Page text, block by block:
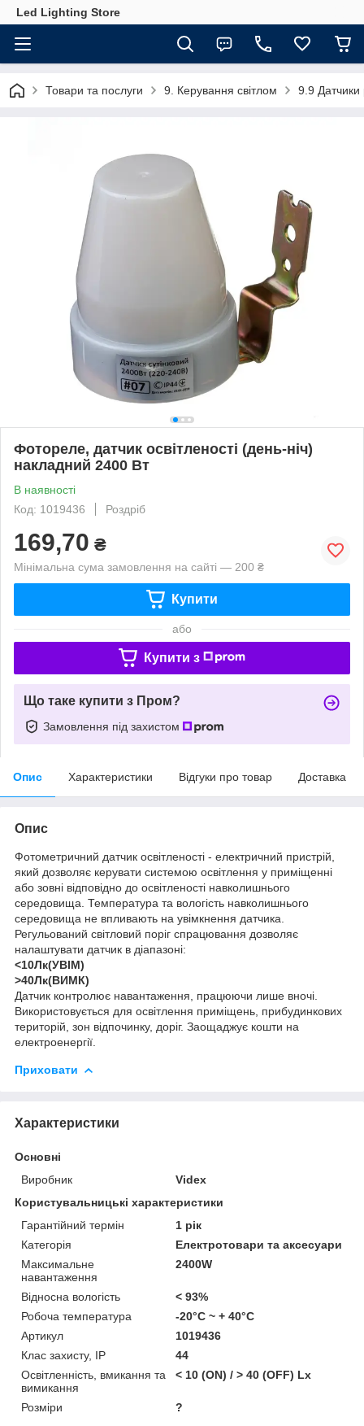
Led Lighting Store
Товари та послуги 9. Керування світлом 9.9 Датчики
Фотореле, датчик освітленості (день-ніч)
накладний 2400 Вт
В наявності
Код: 1019436
Роздріб
169,70 ₴
Мінімальна сума замовлення на сайті — 200 ₴
Купити
або
Купити з
Що таке купити з Пром?
Замовлення під захистом
Опис Характеристики Відгуки про товар Доставка
Опис
Фотометричний датчик освітленості - електричний пристрій,
який дозволяє керувати системою освітлення у приміщенні
або зовні відповідно до освітленості навколишнього
середовища. Температура та вологість навколишнього
середовища не впливають на увімкнення датчика.
Регульований світловий поріг спрацювання дозволяє
налаштувати датчик в діапазоні:
<10Лк(УВІМ)
>40Лк(ВИМК)
Датчик контролює навантаження, працюючи лише вночі.
Використовується для освітлення приміщень, прибудинкових
територій, зон відпочинку, доріг. Заощаджує кошти на
електроенергії.
Приховати
Характеристики
Основні
Виробник
Videx
Користувальницькі характеристики
Гарантійний термін
1 рік
Категорія
Електротовари та аксесуари
Максимальне
навантаження
2400W
Відносна вологість
< 93%
Робоча температура
-20°C ~ + 40°С
Артикул
1019436
Клас захисту, IP
44
Освітленність, вмикання та
вимикання
< 10 (ON) / > 40 (OFF) Lx
Розміри ?